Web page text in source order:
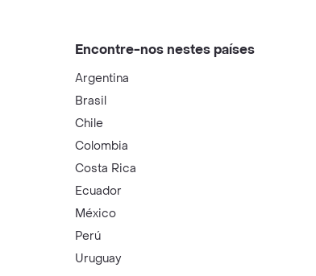
Encontre-nos nestes países
Argentina
Brasil
Chile
Colombia
Costa Rica
Ecuador
México
Perú
Uruguay